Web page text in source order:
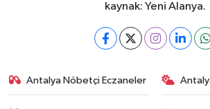
kaynak: Yeni Alanya.
Antalya Nöbetçi Eczaneler